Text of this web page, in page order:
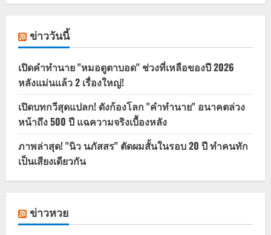
ข่าววันนี้
เปิดคำทำนาย "หมอดูตาบอด" ช่วงที่เหลือของปี 2026
หลังแม่นแล้ว 2 เรื่องใหญ่!
เปิดบทกวีสุดแปลก! ดังก้องโลก "คำทำนาย" อนาคตล่วง
หน้าถึง 500 ปี แฉความจริงเบื้องหลัง
ภาพล่าสุด! "นิว นภัสสร" ตัดผมสั้นในรอบ 20 ปี ทำคนทัก
เป็นเสียงเดียวกัน
ข่าวหวย